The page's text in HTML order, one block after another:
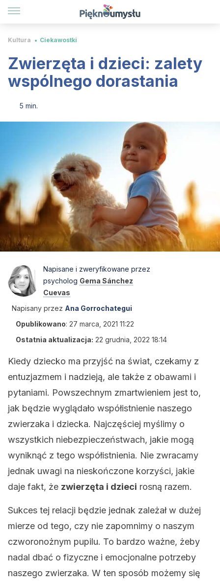
Kultura Ciekawostki
Zwierzęta i dzieci: zalety
wspólnego dorastania
5 min.
Napisane i zweryfikowane przez
psycholog Gema Sánchez
Cuevas
Napisany przez Ana Gorrochategui
Opublikowano: 27 marca, 2021 11:22
Ostatnia aktualizacja: 22 grudnia, 2022 18:14
Kiedy dziecko ma przyjść na świat, czekamy z
entuzjazmem i nadzieją, ale także z obawami i
pytaniami. Powszechnym zmartwieniem jest to,
jak będzie wyglądało współistnienie naszego
zwierzaka i dziecka. Najczęściej myślimy o
wszystkich niebezpieczeństwach, jakie mogą
wyniknąć z tego współistnienia. Nie zwracamy
jednak uwagi na nieskończone korzyści, jakie
daje fakt, że zwierzęta i dzieci rosną razem.
Sukces tej relacji będzie jednak zależał w dużej
mierze od tego, czy nie zapomnimy o naszym
czworonożnym pupilu. To bardzo ważne, żeby
nadal dbać o fizyczne i emocjonalne potrzeby
naszego zwierzaka. W ten sposób możemy się